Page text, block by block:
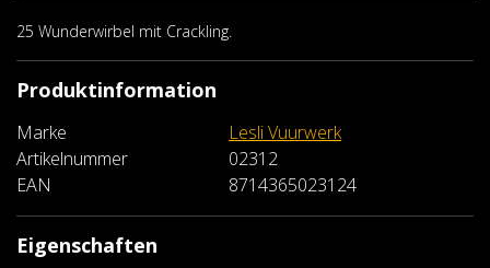
25 Wunderwirbel mit Crackling.
Produktinformation
Marke
Lesli Vuurwerk
Artikelnummer
02312
EAN
8714365023124
Eigenschaften